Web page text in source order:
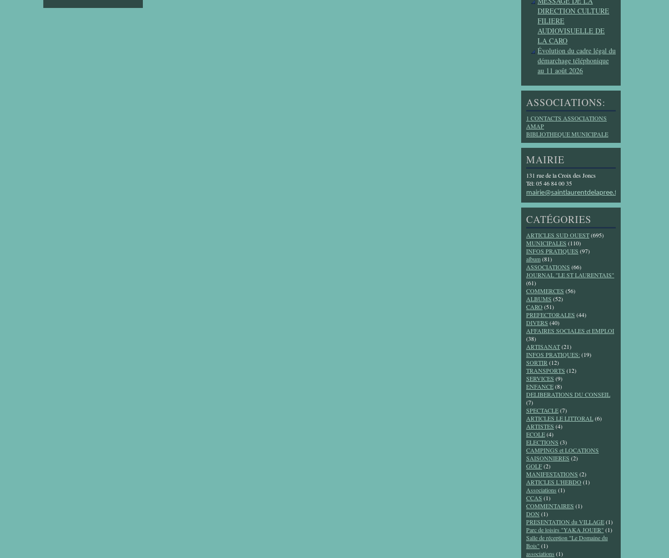
DIRECTION CULTURE
FILIERE
AUDIOVISUELLE DE
LA CARO
Évolution du cadre légal du
démarchage téléphonique
au 11 août 2026
ASSOCIATIONS:
1 CONTACTS ASSOCIATIONS
AMAP
BIBLIOTHEQUE MUNICIPALE
MAIRIE
131 rue de la Croix des Joncs
Tél: 05 46 84 00 35
mairie@saintlaurentdelapree.fr
CATÉGORIES
ARTICLES SUD OUEST(695)
MUNICIPALES (110)
INFOS PRATIQUES (97)
album(81)
ASSOCIATIONS (66)
JOURNAL "LE ST LAURENTAIS"
(61)
COMMERCES (56)
ALBUMS (52)
CARO (51)
PREFECTORALES (44)
DIVERS (40)
AFFAIRES SOCIALES et EMPLOI
(38)
ARTISANAT(21)
INFOS PRATIQUES: (19)
SORTIR (12)
TRANSPORTS (12)
SERVICES (9)
ENFANCE(8)
DELIBERATIONS DU CONSEIL
(7)
SPECTACLE(7)
ARTICLES LE LITTORAL(6)
ARTISTES (4)
ECOLE(4)
ELECTIONS (3)
CAMPINGS et LOCATIONS
SAISONNIERES (2)
GOLF(2)
MANIFESTATIONS (2)
ARTICLES L'HEBDO (1)
Associations (1)
CCAS (1)
COMMENTAIRES (1)
DON (1)
PRESENTATION du VILLAGE(1)
Parc de loisirs "YAKA JOUER" (1)
Salle de réception "Le Domaine du
Bois" (1)
associations (1)